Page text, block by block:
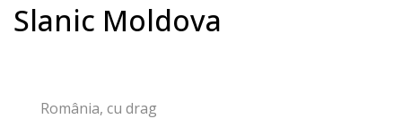
Slanic Moldova
România, cu drag